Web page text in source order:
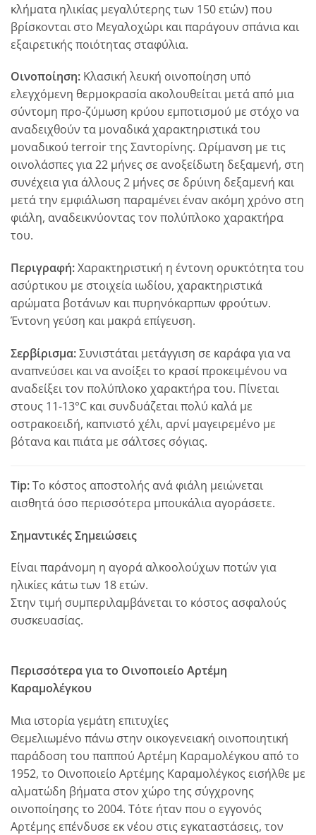
κλήματα ηλικίας μεγαλύτερης των 150 ετών) που
βρίσκονται στο Μεγαλοχώρι και παράγουν σπάνια και
εξαιρετικής ποιότητας σταφύλια.
Οινοποίηση: Κλασική λευκή οινοποίηση υπό
ελεγχόμενη θερμοκρασία ακολουθείται μετά από μια
σύντομη προ-ζύμωση κρύου εμποτισμού με στόχο να
αναδειχθούν τα μοναδικά χαρακτηριστικά του
μοναδικού terroir της Σαντορίνης. Ωρίμανση με τις
οινολάσπες για 22 μήνες σε ανοξείδωτη δεξαμενή, στη
συνέχεια για άλλους 2 μήνες σε δρύινη δεξαμενή και
μετά την εμφιάλωση παραμένει έναν ακόμη χρόνο στη
φιάλη, αναδεικνύοντας τον πολύπλοκο χαρακτήρα
του.
Περιγραφή:Χαρακτηριστική η έντονη ορυκτότητα του
ασύρτικου με στοιχεία ιωδίου, χαρακτηριστικά
αρώματα βοτάνων και πυρηνόκαρπων φρούτων.
Έντονη γεύση και μακρά επίγευση.
Σερβίρισμα:Συνιστάται μετάγγιση σε καράφα για να
αναπνεύσει και να ανοίξει το κρασί προκειμένου να
αναδείξει τον πολύπλοκο χαρακτήρα του. Πίνεται
στους 11-13°C και συνδυάζεται πολύ καλά με
οστρακοειδή, καπνιστό χέλι, αρνί μαγειρεμένο με
βότανα και πιάτα με σάλτσες σόγιας.
Tip:Το κόστος αποστολής ανά φιάλη μειώνεται
αισθητά όσο περισσότερα μπουκάλια αγοράσετε.
Σημαντικές Σημειώσεις
Είναι παράνομη η αγορά αλκοολούχων ποτών για
ηλικίες κάτω των 18 ετών.
Στην τιμή συμπεριλαμβάνεται το κόστος ασφαλούς
συσκευασίας.
Περισσότερα για το Οινοποιείο Αρτέμη
Καραμολέγκου
Μια ιστορία γεμάτη επιτυχίες
Θεμελιωμένο πάνω στην οικογενειακή οινοποιητική
παράδοση του παππού Αρτέμη Καραμολέγκου από το
1952, το Οινοποιείο Αρτέμης Καραμολέγκος εισήλθε με
αλματώδη βήματα στον χώρο της σύγχρονης
οινοποίησης το 2004. Τότε ήταν που ο εγγονός
Αρτέμης επένδυσε εκ νέου στις εγκαταστάσεις, τον